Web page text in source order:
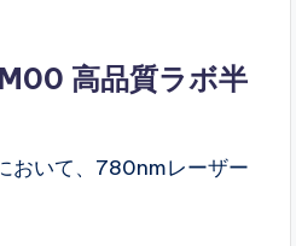
高品質ラボ半
おいて、780nmレーザー